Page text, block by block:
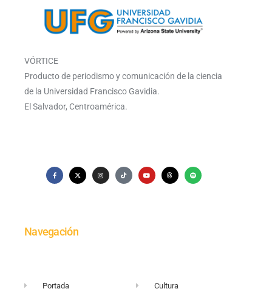
VÓRTICE
Producto de periodismo y comunicación de la ciencia
de la Universidad Francisco Gavidia.
El Salvador, Centroamérica.
Navegación
Portada Cultura